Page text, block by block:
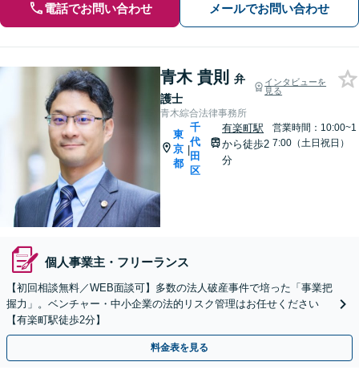
電話でお問い合わせ メールでお問い合わせ
青木 貴則
弁
護士
インタビューを
見る
青木綜合法律事務所
東
京
都
|
千
代
田
区
有楽町駅
から徒歩2
分
営業時間：10:00~1
7:00（土日祝日）
個人事業主・フリーランス
【初回相談無料／WEB面談可】多数の法人破産事件で培った「事業把
握力」。ベンチャー・中小企業の法的リスク管理はお任せください
【有楽町駅徒歩2分】
料金表を見る